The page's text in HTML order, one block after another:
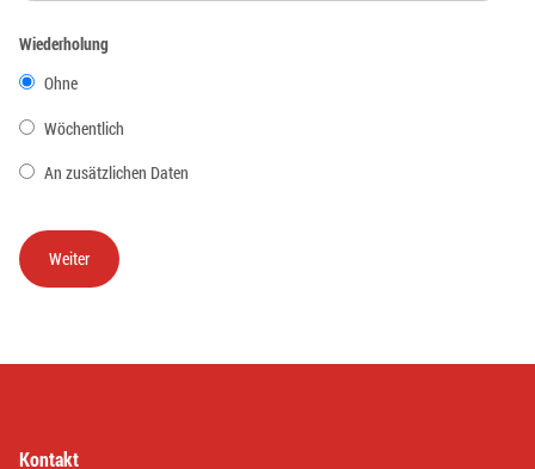
Wiederholung
Ohne
Wöchentlich
An zusätzlichen Daten
Kontakt